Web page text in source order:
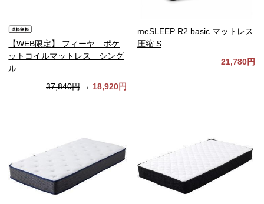
【WEB限定】 フィーヤ ポケ
ットコイルマットレス シング
ル
37,840円 → 18,920円
meSLEEP R2 basic マットレス
圧縮 S
21,780円